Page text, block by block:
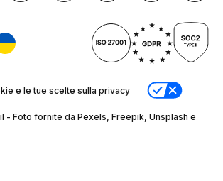
e le tue scelte sulla privacy
- Foto fornite da Pexels, Freepik, Unsplash e